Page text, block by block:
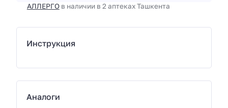
АЛЛЕРГОв наличии в 2 аптеках Ташкента
Инструкция
Аналоги